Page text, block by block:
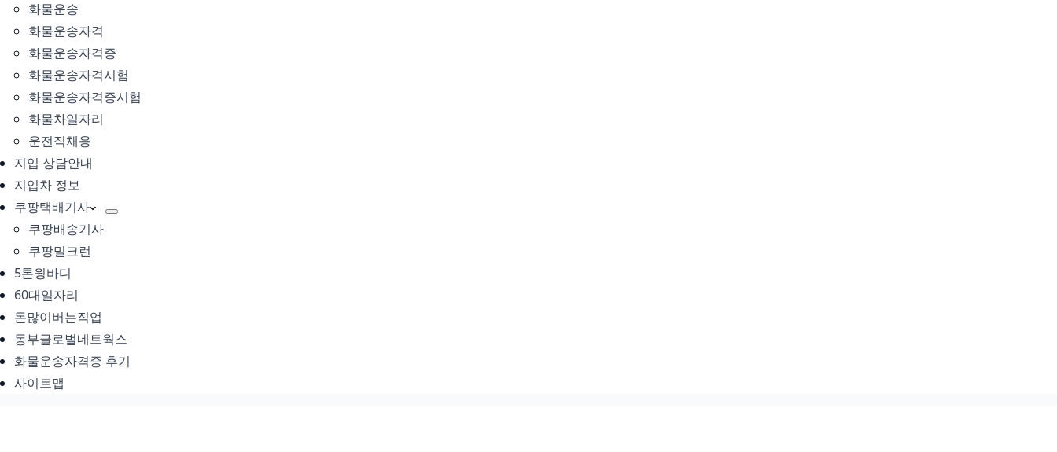
화물운송
화물운송자격
화물운송자격증
화물운송자격시험
화물운송자격증시험
화물차일자리
운전직채용
지입 상담안내
지입차 정보
쿠팡택배기사
쿠팡배송기사
쿠팡밀크런
5톤윙바디
60대일자리
돈많이버는직업
동부글로벌네트웍스
화물운송자격증 후기
사이트맵